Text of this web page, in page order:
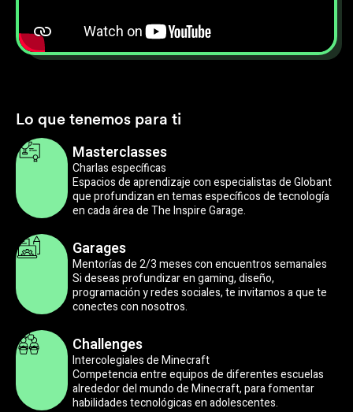
Lo que tenemos para ti
Masterclasses
Charlas específicas
Espacios de aprendizaje con especialistas de Globant
que profundizan en temas específicos de tecnología
en cada área de The Inspire Garage.
Garages
Mentorías de 2/3 meses con encuentros semanales
Si deseas profundizar en gaming, diseño,
programación y redes sociales, te invitamos a que te
conectes con nosotros.
Challenges
Intercolegiales de Minecraft
Competencia entre equipos de diferentes escuelas
alrededor del mundo de Minecraft, para fomentar
habilidades tecnológicas en adolescentes.